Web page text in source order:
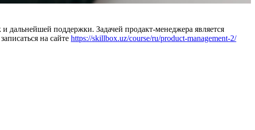
поддержки. Задачей продакт-менеджера является
на сайте https://skillbox.uz/course/ru/product-management-2/